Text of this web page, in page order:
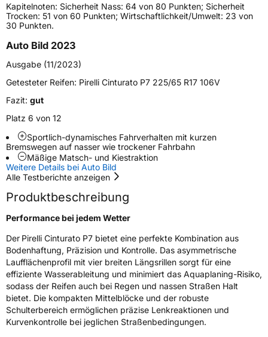
Weitere Eigenschaften
Schlauchtyp
ZustandNeureifen
EU Label
EffizienzC
NasshaftungB
Rollgeräusch (dB)71
FahrzeugklasseC1
3PMSF / Schneeflockensymbol / Alpine-SymbolNein
Kapitelnoten: Sicherheit Nass: 64 von 80 Punkten; Sicherheit
Trocken: 51 von 60 Punkten; Wirtschaftlichkeit/Umwelt: 23 von
30 Punkten.
Auto Bild 2023
Ausgabe (11/2023)
Getesteter Reifen: Pirelli Cinturato P7 225/65 R17 106V
Fazit: gut
Platz 6 von 12
Sportlich-dynamisches Fahrverhalten mit kurzen
Bremswegen auf nasser wie trockener Fahrbahn
Mäßige Matsch- und Kiestraktion
Weitere Details bei Auto Bild
Alle Testberichte anzeigen
Produktbeschreibung
Performance bei jedem Wetter
Der Pirelli Cinturato P7 bietet eine perfekte Kombination aus
Bodenhaftung, Präzision und Kontrolle. Das asymmetrische
Laufflächenprofil mit vier breiten Längsrillen sorgt für eine
effiziente Wasserableitung und minimiert das Aquaplaning-Risiko,
sodass der Reifen auch bei Regen und nassen Straßen Halt
bietet. Die kompakten Mittelblöcke und der robuste
Schulterbereich ermöglichen präzise Lenkreaktionen und
Kurvenkontrolle bei jeglichen Straßenbedingungen.